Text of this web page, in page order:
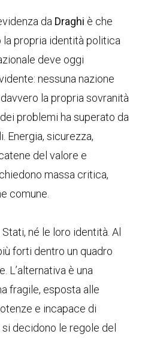
da Draghi è che
propria identità politica
deve oggi
nessuna nazione
la propria sovranità
problemi ha superato da
Energia, sicurezza,
del valore e
massa critica,
comune.
né le loro identità. Al
forti dentro un quadro
L’alternativa è una
fragile, esposta alle
e incapace di
decidono le regole del